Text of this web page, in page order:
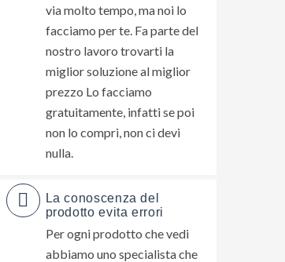
via molto tempo, ma noi lo
facciamo per te. Fa parte del
nostro lavoro trovarti la
miglior soluzione al miglior
prezzo Lo facciamo
gratuitamente, infatti se poi
non lo compri, non ci devi
nulla.
La conoscenza del
prodotto evita errori
Per ogni prodotto che vedi
abbiamo uno specialista che